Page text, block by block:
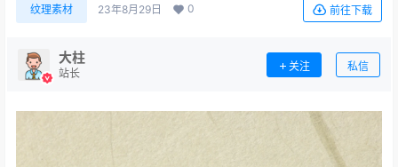
纹理素材 23年8月29日 0 前往下载
大柱
站长
关注 私信